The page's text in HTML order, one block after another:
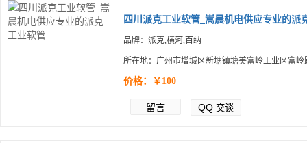
四川派克工业软管_嵩晨机电供应专业的派
品牌：派克,横河,百纳
所在地：广州市增城区新塘镇塘美富岭工业区富岭
价格：￥100
留言 QQ 交谈